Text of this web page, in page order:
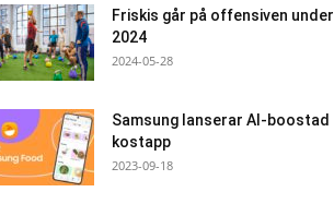
Friskis går på offensiven under
2024
2024-05-28
Samsung lanserar AI-boostad
kostapp
2023-09-18